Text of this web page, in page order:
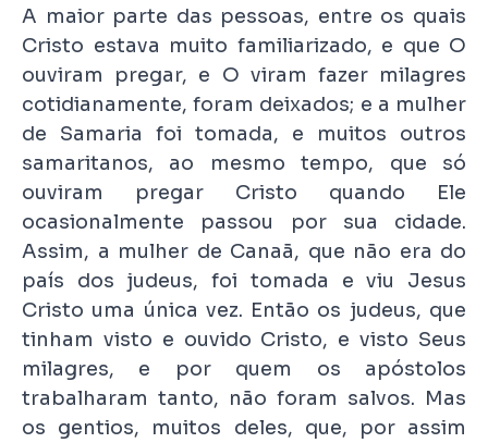
A maior parte das pessoas, entre os quais
Cristo estava muito familiarizado, e que O
ouviram pregar, e O viram fazer milagres
cotidianamente, foram deixados; e a mulher
de Samaria foi tomada, e muitos outros
samaritanos, ao mesmo tempo, que só
ouviram pregar Cristo quando Ele
ocasionalmente passou por sua cidade.
Assim, a mulher de Canaã, que não era do
país dos judeus, foi tomada e viu Jesus
Cristo uma única vez. Então os judeus, que
tinham visto e ouvido Cristo, e visto Seus
milagres, e por quem os apóstolos
trabalharam tanto, não foram salvos. Mas
os gentios, muitos deles, que, por assim